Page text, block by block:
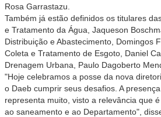
Rosa Garrastazu.
Também já estão definidos os titulares
e Tratamento da Água, Jaqueson
Distribuição e Abastecimento, Domingos
Coleta e Tratamento de Esgoto, Daniel
Drenagem Urbana, Paulo Dagoberto
"Hoje celebramos a posse da nova
o Daeb cumprir seus desafios. A
representa muito, visto a relevância que
ao saneamento e ao Departamento",